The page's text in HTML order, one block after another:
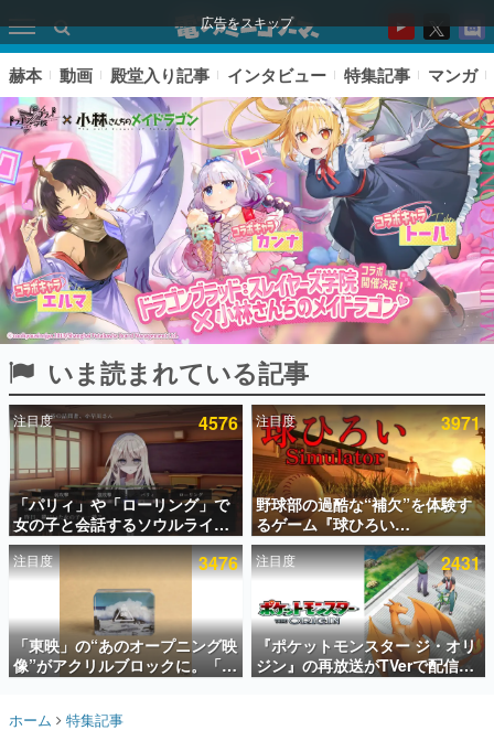
広告をスキップ
ピックアップ
電ファミのいま読まれている記事ランキング
アプリセール情報
インタビュー
連載・特集一覧
殿堂入り記事
SNS拡散数が数千以上！ ページビュー数万以上！ などな
ど。多くの人々に読まれた、電ファミ渾身の“殿堂入り”記
事をまとめました。
名作ゲームクリエイターの方々に製作時のエピソードをお
赫本 動画 殿堂入り記事 インタビュー 特集記事 マンガ
いま読まれている記事
注目度 4576
「パリィ」や「ローリング」で
女の子と会話するソウルライク
恋愛ゲーム『小早川さんはソウ
ルライク』無料公開。返事に失
敗すると「YOU DIED」
注目度 3971
野球部の過酷な“補欠”を体験す
るゲーム『球ひろい
Simulator』が「1件」のウィッ
シュリストをもとにチェコ語に
対応しSNSで話題に。『キング
ダム・カム』開発元やチェコの
プロ野球選手から称賛の声
注目度 3476
「東映」の“あのオープニング映
像”がアクリルブロックに。「東
映ヒストリカル グッズコレクシ
注目度 2431
『ポケットモンスター ジ・オリ
ジン』の再放送がTVerで配信
中！レッド（CV：竹内順子）が
ホーム 特集記事